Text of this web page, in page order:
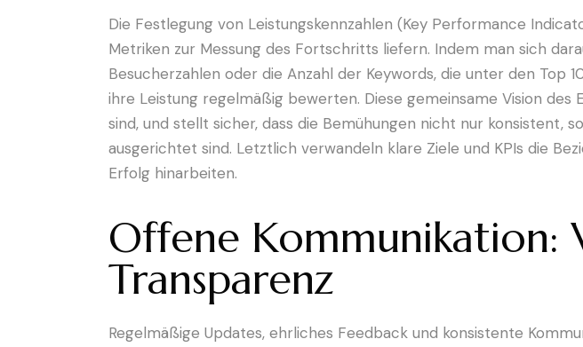
Die Festlegung von Leistungskennzahlen (Key Performance
Metriken zur Messung des Fortschritts liefern. Indem man sich
Besucherzahlen oder die Anzahl der Keywords, die unter den Top
ihre Leistung regelmäßig bewerten. Diese gemeinsame Vision
sind, und stellt sicher, dass die Bemühungen nicht nur konsistent,
ausgerichtet sind. Letztlich verwandeln klare Ziele und KPIs die
Erfolg hinarbeiten.
Offene Kommunikation:
Transparenz
Regelmäßige Updates, ehrliches Feedback und konsistente